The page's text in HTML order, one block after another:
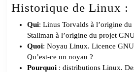
Historique de Linux :
Qui: Linus Torvalds à l’origine
Stallman à l’origine du projet
Quoi: Noyau Linux. Licence
Qu’est-ce un noyau ?
Pourquoi : distributions Linux.